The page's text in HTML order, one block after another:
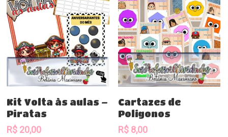
Comprar
Kit Volta às aulas –
Piratas
R$ 20,00
Comprar
Cartazes de
Polígonos
R$8,00